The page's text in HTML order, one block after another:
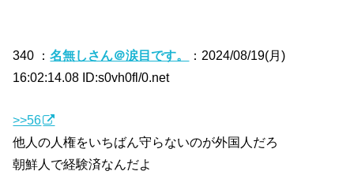
340 ：名無しさん＠涙目です。
：2024/08/19(月)
16:02:14.08 ID:s0vh0fl/0.net
>>56
他人の人権をいちばん守らないのが外国人だろ
朝鮮人で経験済なんだよ